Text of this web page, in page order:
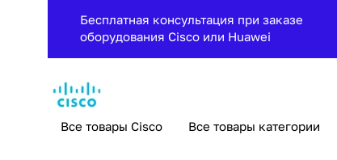
Бесплатная консультация при заказе
оборудования Cisco или Huawei
Все товары Cisco Все товары категории